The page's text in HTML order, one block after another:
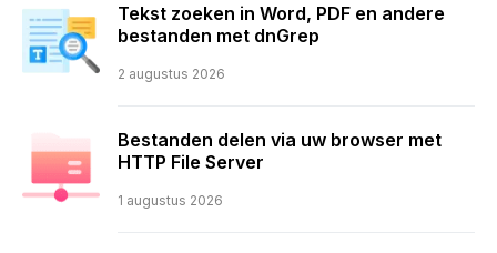
Tekst zoeken in Word, PDF en andere
bestanden met dnGrep
2 augustus 2026
Bestanden delen via uw browser met
HTTP File Server
1 augustus 2026